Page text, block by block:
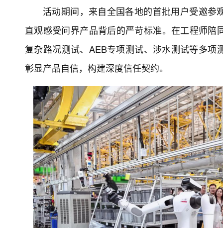
活动期间，来自全国各地的首批用户受邀
直观感受问界产品背后的严苛标准。在工程师
复杂路况测试、AEB专项测试、涉水测试等多
彰显产品自信，构建深度信任契约。